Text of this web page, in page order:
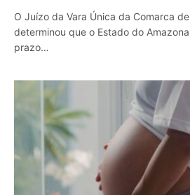
O Juízo da Vara Única da Comarca
determinou que o Estado do
prazo…